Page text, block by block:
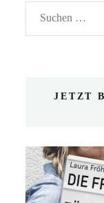
Suchen
nach:
JETZT